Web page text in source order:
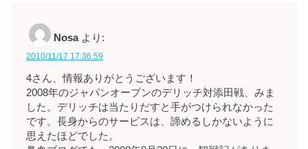
Nosa より:
2010/11/17 17:36:59
4さん、情報ありがとうございます！
2008年のジャパンオープンのデリッチ対添田戦、みま
した。デリッチは当たりだすと手がつけられなかった
です。長身からのサービスは、諦めるしかないように
思えたほどでした。